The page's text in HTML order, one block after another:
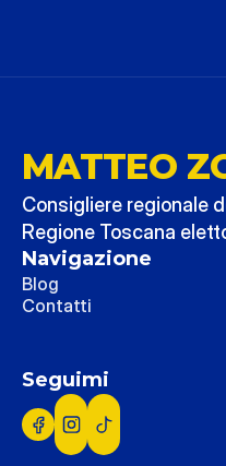
MATTEO
Consigliere regionale
Regione Toscana
Navigazione
Blog
Contatti
Seguimi